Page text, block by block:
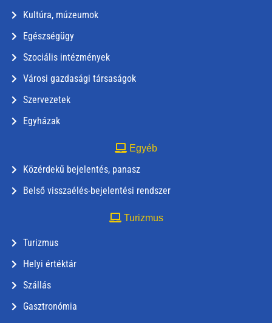
Kultúra, múzeumok
Egészségügy
Szociális intézmények
Városi gazdasági társaságok
Szervezetek
Egyházak
Egyéb
Közérdekű bejelentés, panasz
Belső visszaélés-bejelentési rendszer
Turizmus
Turizmus
Helyi értéktár
Szállás
Gasztronómia